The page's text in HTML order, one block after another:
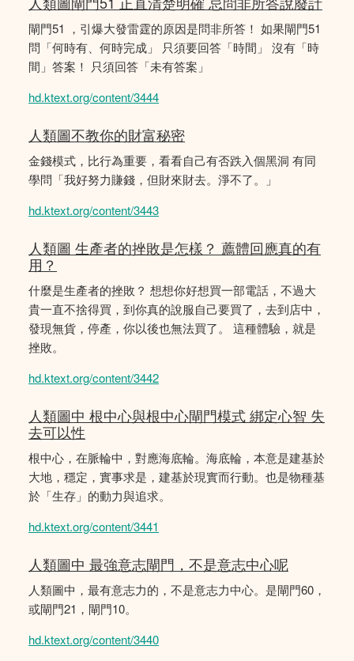
閘門51 ，引爆大發雷霆的原因是問非所答！ 如果閘門51
問「何時有、何時完成」 只須要回答「時間」 沒有「時
間」答案！ 只須回答「未有答案」
hd.ktext.org/content/3444
人類圖不教你的財富秘密
金錢模式，比行為重要，看看自己有否跌入個黑洞 有同
學問「我好努力賺錢，但財來財去。淨不了。」
hd.ktext.org/content/3443
人類圖 生產者的挫敗是怎樣？ 薦體回應真的有
用？
什麼是生產者的挫敗？ 想想你好想買一部電話，不過大
貴一直不捨得買，到你真的說服自己要買了，去到店中，
發現無貨，停產，你以後也無法買了。 這種體驗，就是
挫敗。
hd.ktext.org/content/3442
人類圖中 根中心與根中心閘門模式 綁定心智 失
去可以性
根中心，在脈輪中，對應海底輪。海底輪，本意是建基於
大地，穩定，實事求是，建基於現實而行動。也是物種基
於「生存」的動力與追求。
hd.ktext.org/content/3441
人類圖中 最強意志閘門，不是意志中心呢
人類圖中，最有意志力的，不是意志力中心。是閘門60，
或閘門21，閘門10。
hd.ktext.org/content/3440